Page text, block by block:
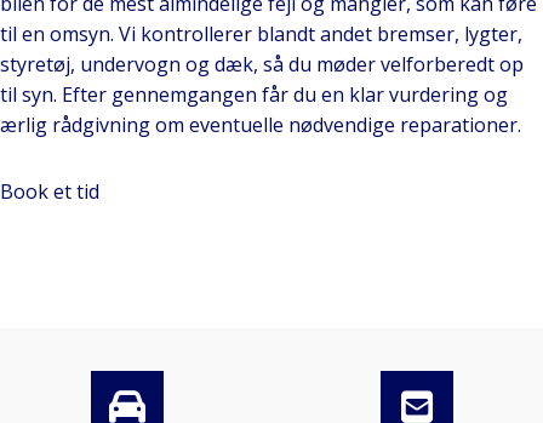
til en omsyn. Vi kontrollerer blandt andet bremser, lygter,
styretøj, undervogn og dæk, så du møder velforberedt op
til syn. Efter gennemgangen får du en klar vurdering og
ærlig rådgivning om eventuelle nødvendige reparationer.
Book et tid